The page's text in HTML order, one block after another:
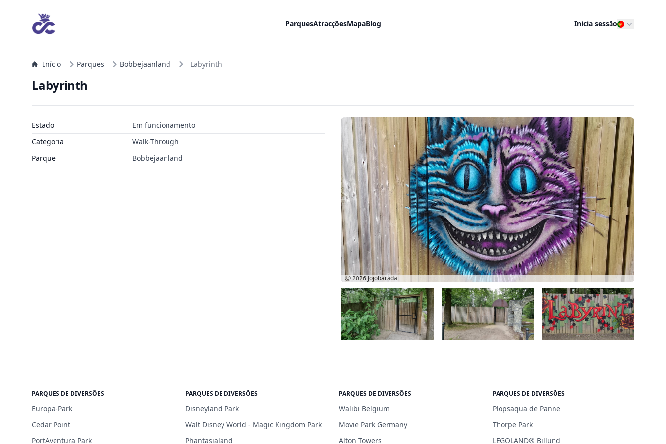
ParquesAtracçõesMapaBlog Inicia sessão
Início Parques Bobbejaanland Labyrinth
Labyrinth
Estado
Em funcionamento
Categoria
Walk-Through
Parque
Bobbejaanland
Ⓒ 2026 Jojobarada
PARQUES DE DIVERSÕES
Europa-Park
Cedar Point
PortAventura Park
PARQUES DE DIVERSÕES
Disneyland Park
Walt Disney World - Magic Kingdom Park
Phantasialand
PARQUES DE DIVERSÕES
Walibi Belgium
Movie Park Germany
Alton Towers
PARQUES DE DIVERSÕES
Plopsaqua de Panne
Thorpe Park
LEGOLAND® Billund